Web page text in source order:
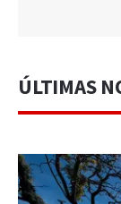
ÚLTIMAS